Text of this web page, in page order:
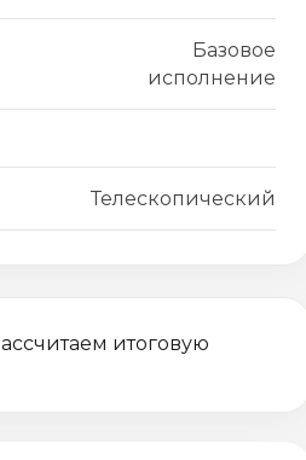
Базовое
исполнение
Телескопический
итоговую